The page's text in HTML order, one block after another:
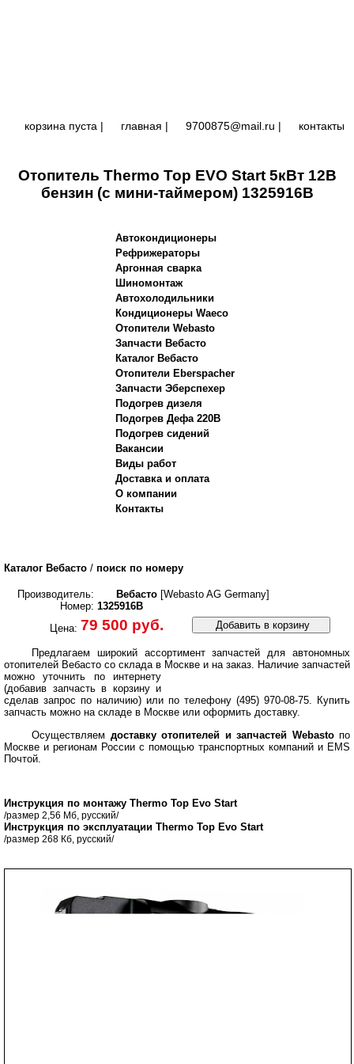
корзина пуста | главная | 9700875@mail.ru | контакты
Отопитель Thermo Top EVO Start 5кВт 12В
бензин (с мини-таймером) 1325916B
Автокондиционеры
Рефрижераторы
Аргонная сварка
Шиномонтаж
Автохолодильники
Кондиционеры Waeco
Отопители Webasto
Запчасти Вебасто
Каталог Вебасто
Отопители Eberspacher
Запчасти Эберспехер
Подогрев дизеля
Подогрев Дефа 220В
Подогрев сидений
Вакансии
Виды работ
Доставка и оплата
О компании
Контакты
Каталог Вебасто / поиск по номеру
Производитель:
Номер:
Вебасто [Webasto AG Germany]
1325916B
Цена: 79 500 руб. Добавить в корзину
Предлагаем широкий ассортимент запчастей для автономных
отопителей Вебасто со склада в Москве и на заказ. Наличие запчастей
можно уточнить по интернету
(добавив запчасть в корзину и
сделав запрос по наличию) или по телефону (495) 970-08-75. Купить
запчасть можно на складе в Москве или оформить доставку.
Осуществляем доставку отопителей и запчастей Webastoпо
Москве и регионам России с помощью транспортных компаний и EMS
Почтой.
Инструкция по монтажу Thermo Top Evo Start
/размер 2,56 Мб, русский/
Инструкция по эксплуатации Thermo Top Evo Start
/размер 268 Кб, русский/